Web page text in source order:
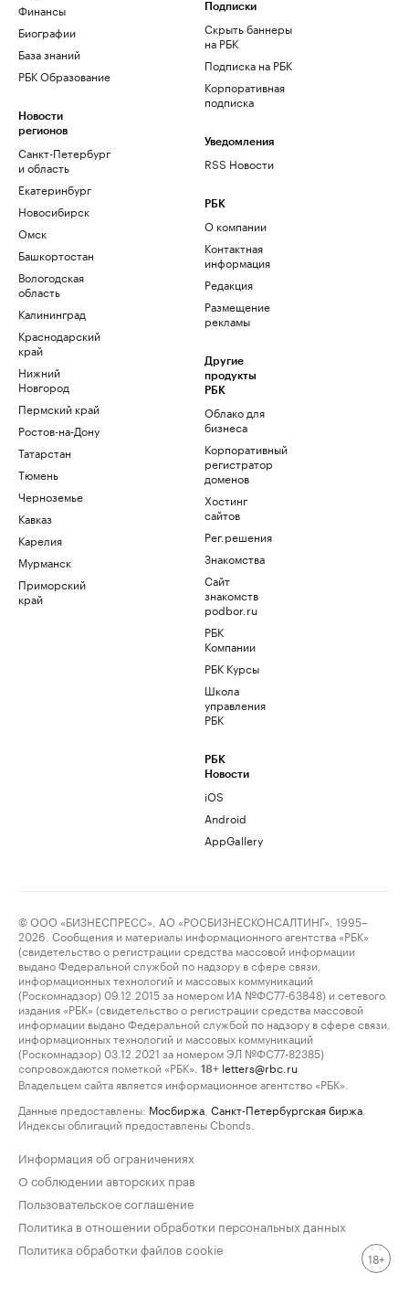
Финансы
Биографии
База знаний
РБК Образование
Новости
регионов
Санкт-Петербург
и область
Екатеринбург
Новосибирск
Омск
Башкортостан
Вологодская
область
Калининград
Краснодарский
край
Нижний
Новгород
Пермский край
Ростов-на-Дону
Татарстан
Тюмень
Черноземье
Кавказ
Карелия
Мурманск
Приморский
край
Подписки
Скрыть баннеры
на РБК
Подписка на РБК
Корпоративная
подписка
Уведомления
RSS Новости
РБК
О компании
Контактная
информация
Редакция
Размещение
рекламы
Другие
продукты
РБК
Облако для
бизнеса
Корпоративный
регистратор
доменов
Хостинг
сайтов
Рег.решения
Знакомства
Сайт
знакомств
podbor.ru
РБК
Компании
РБК Курсы
Школа
управления
РБК
РБК
Новости
iOS
Android
AppGallery
© ООО «БИЗНЕСПРЕСС», АО «РОСБИЗНЕСКОНСАЛТИНГ», 1995–
2026. Сообщения и материалы информационного агентства «РБК»
(свидетельство о регистрации средства массовой информации
выдано Федеральной службой по надзору в сфере связи,
информационных технологий и массовых коммуникаций
(Роскомнадзор) 09.12.2015 за номером ИА №ФС77-63848) и сетевого
издания «РБК» (свидетельство о регистрации средства массовой
информации выдано Федеральной службой по надзору в сфере связи,
информационных технологий и массовых коммуникаций
(Роскомнадзор) 03.12.2021 за номером ЭЛ №ФС77-82385)
сопровождаются пометкой «РБК».
18+ letters@rbc.ru
Владельцем сайта является информационное агентство «РБК».
Данные предоставлены: Мосбиржа Санкт-Петербургская биржа
Индексы облигаций предоставлены Cbonds.
Информация об ограничениях
О соблюдении авторских прав
Пользовательское соглашение
Политика в отношении обработки персональных данных
Политика обработки файлов cookie
18+